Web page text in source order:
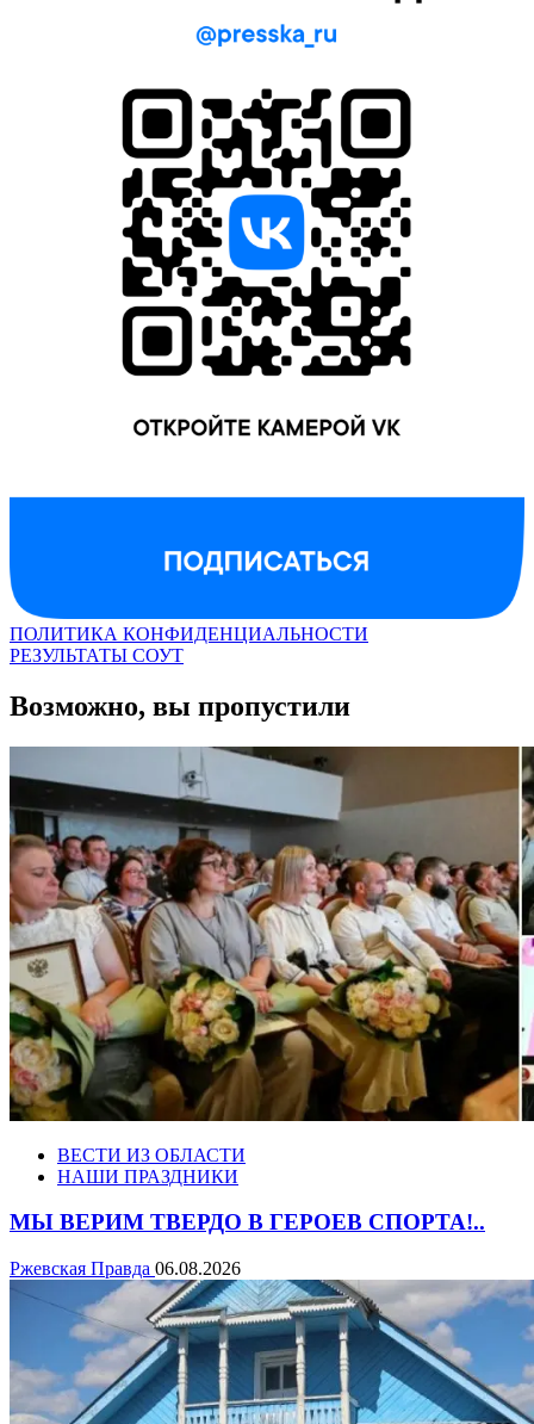
ПОЛИТИКА КОНФИДЕНЦИАЛЬНОСТИ
РЕЗУЛЬТАТЫ СОУТ
Возможно, вы пропустили
ВЕСТИ ИЗ ОБЛАСТИ
НАШИ ПРАЗДНИКИ
МЫ ВЕРИМ ТВЕРДО В ГЕРОЕВ СПОРТА!..
Ржевская Правда 06.08.2026